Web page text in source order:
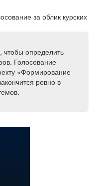
чтобы определить
Голосование
«Формирование
ровно в